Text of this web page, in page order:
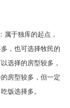
属于独库的起点，
，也可选择牧民的
选择的房型较多，
房型较多，但一定
饭选择多。